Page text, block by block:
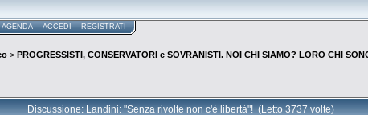
AGENDA ACCEDI REGISTRATI
> PROGRESSISTI, CONSERVATORI e SOVRANISTI. NOI CHI SIAMO? LORO CHI
Discussione: Landini: "Senza rivolte non c'è libertà"! (Letto 3737 volte)